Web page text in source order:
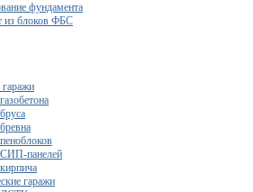
фундамента
из блоков ФБС
панелей
гаражи